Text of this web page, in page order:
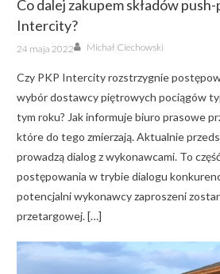
Co dalej zakupem składów
Intercity?
Posted
on
24 maja 2022 Author
Michał Ciechowski
Czy PKP Intercity rozstrzygnie
wybór dostawcy piętrowych pociągów
tym roku? Jak informuje biuro prasowe
które do tego zmierzają. Aktualnie
prowadzą dialog z wykonawcami. To
postępowania w trybie dialogu
potencjalni wykonawcy zaproszeni
przetargowej. […]